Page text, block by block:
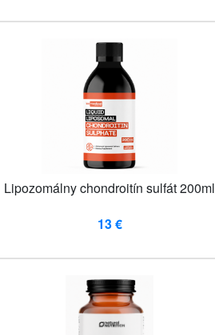
Lipozomálny chondroitín sulfát 200ml
13 €